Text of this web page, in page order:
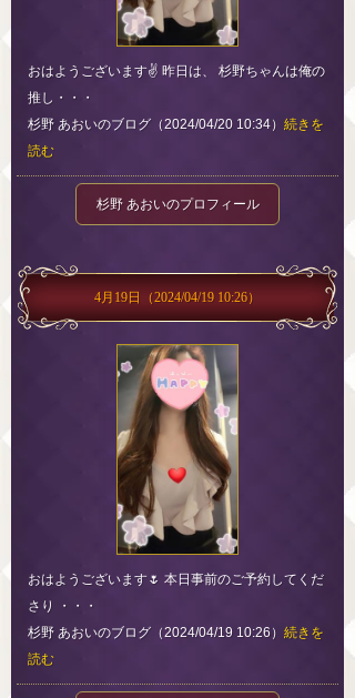
おはようございます✌ 昨日は、 杉野ちゃんは俺の
推し・・・
杉野 あおいのブログ（2024/04/20 10:34） 続きを
読む
杉野 あおいのプロフィール
4月19日 （2024/04/19 10:26）
おはようございます🌷 本日事前のご予約してくだ
さり ・・・
杉野 あおいのブログ（2024/04/19 10:26） 続きを
読む